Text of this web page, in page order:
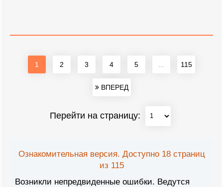
1 2 3 4 5 115
ВПЕРЕД
Перейти на страницу:
Ознакомительная версия. Доступно 18 страниц
из 115
Возникли непредвиденные ошибки. Ведутся